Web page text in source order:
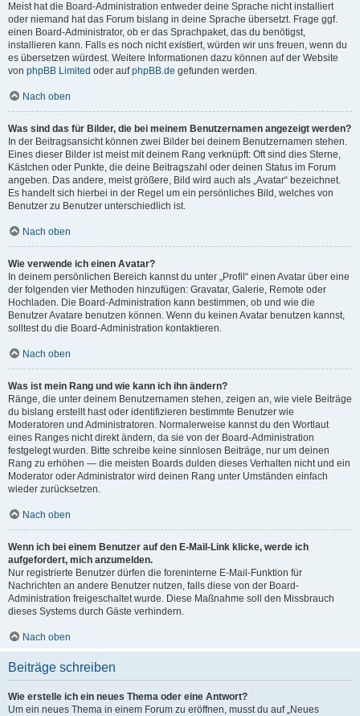
Meist hat die Board-Administration entweder deine Sprache nicht installiert
oder niemand hat das Forum bislang in deine Sprache übersetzt. Frage ggf.
einen Board-Administrator, ob er das Sprachpaket, das du benötigst,
installieren kann. Falls es noch nicht existiert, würden wir uns freuen, wenn du
es übersetzen würdest. Weitere Informationen dazu können auf der Website
von phpBB Limited oder aufphpBB.de gefunden werden.
Nach oben
Was sind das für Bilder, die bei meinem Benutzernamen angezeigt werden?
In der Beitragsansicht können zwei Bilder bei deinem Benutzernamen stehen.
Eines dieser Bilder ist meist mit deinem Rang verknüpft: Oft sind dies Sterne,
Kästchen oder Punkte, die deine Beitragszahl oder deinen Status im Forum
angeben. Das andere, meist größere, Bild wird auch als „Avatar“ bezeichnet.
Es handelt sich hierbei in der Regel um ein persönliches Bild, welches von
Benutzer zu Benutzer unterschiedlich ist.
Nach oben
Wie verwende ich einen Avatar?
In deinem persönlichen Bereich kannst du unter „Profil“ einen Avatar über eine
der folgenden vier Methoden hinzufügen: Gravatar, Galerie, Remote oder
Hochladen. Die Board-Administration kann bestimmen, ob und wie die
Benutzer Avatare benutzen können. Wenn du keinen Avatar benutzen kannst,
solltest du die Board-Administration kontaktieren.
Nach oben
Was ist mein Rang und wie kann ich ihn ändern?
Ränge, die unter deinem Benutzernamen stehen, zeigen an, wie viele Beiträge
du bislang erstellt hast oder identifizieren bestimmte Benutzer wie
Moderatoren und Administratoren. Normalerweise kannst du den Wortlaut
eines Ranges nicht direkt ändern, da sie von der Board-Administration
festgelegt wurden. Bitte schreibe keine sinnlosen Beiträge, nur um deinen
Rang zu erhöhen — die meisten Boards dulden dieses Verhalten nicht und ein
Moderator oder Administrator wird deinen Rang unter Umständen einfach
wieder zurücksetzen.
Nach oben
Wenn ich bei einem Benutzer auf den E-Mail-Link klicke, werde ich
aufgefordert, mich anzumelden.
Nur registrierte Benutzer dürfen die foreninterne E-Mail-Funktion für
Nachrichten an andere Benutzer nutzen, falls diese von der Board-
Administration freigeschaltet wurde. Diese Maßnahme soll den Missbrauch
dieses Systems durch Gäste verhindern.
Nach oben
Beiträge schreiben
Wie erstelle ich ein neues Thema oder eine Antwort?
Um ein neues Thema in einem Forum zu eröffnen, musst du auf „Neues